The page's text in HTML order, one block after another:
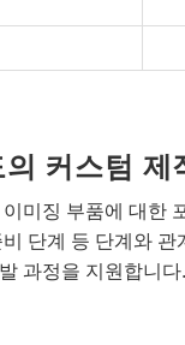
커스텀 제
미징 부품에 대한
단계 등 단계와
과정을 지원합니다.